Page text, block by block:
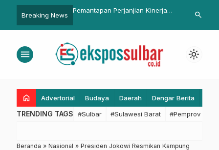
Breaking News
Aksi 2026, Badan
Sulbar Gelar
100 Hari Kerja SDK-JSM, Halim:
Segudang Terobosan
Ajbar :
Polewali
Kebangsaan
search
menu light_mode
home Advertorial Budaya Daerah Dengar Berita
TRENDING TAGS #Sulbar #Sulawesi Barat #Pemprov
Beranda » Nasional » Presiden Jokowi Resmikan Kampung